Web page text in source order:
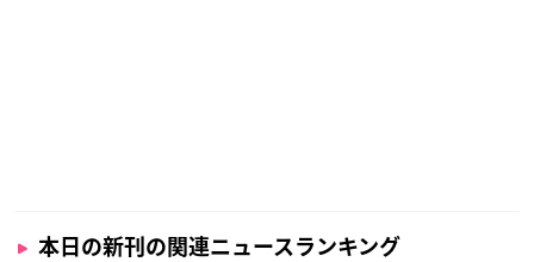
本日の新刊の関連ニュースランキング